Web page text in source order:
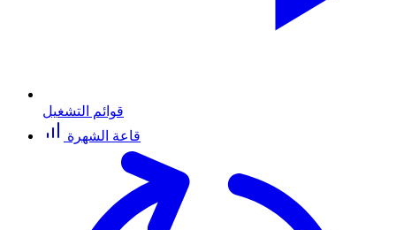
قوائم التشغيل
قاعة الشهرة